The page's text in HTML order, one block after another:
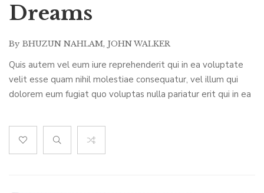
Dreams
By BHUZUN NAHLAM, JOHN WALKER
Quis autem vel eum iure reprehenderit qui in ea voluptate
velit esse quam nihil molestiae consequatur, vel illum qui
dolorem eum fugiat quo voluptas nulla pariatur erit qui in ea